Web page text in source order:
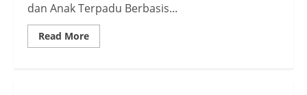
dan Anak Terpadu Berbasis...
Read MoreRead
more